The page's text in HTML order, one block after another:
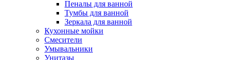
Пеналы для ванной
Тумбы для ванной
Зеркала для ванной
Кухонные мойки
Смесители
Умывальники
Унитазы